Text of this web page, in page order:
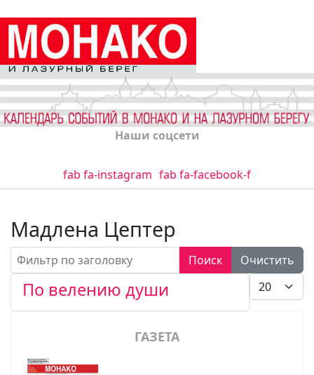
Наши соцсети
fab fa-instagram fab fa-facebook-f
Мадлена Цептер
Фильтр по заголовку Поиск
Очистить
Кол-во
По велению души
ГАЗЕТА